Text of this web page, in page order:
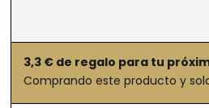
3,3 € de regalo para tu
Comprando este producto y